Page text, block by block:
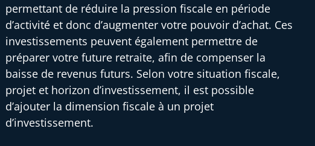
permettant de réduire la pression fiscale en période
d’activité et donc d’augmenter votre pouvoir d’achat. Ces
investissements peuvent également permettre de
préparer votre future retraite, afin de compenser la
baisse de revenus futurs. Selon votre situation fiscale,
projet et horizon d’investissement, il est possible
d’ajouter la dimension fiscale à un projet
d’investissement.